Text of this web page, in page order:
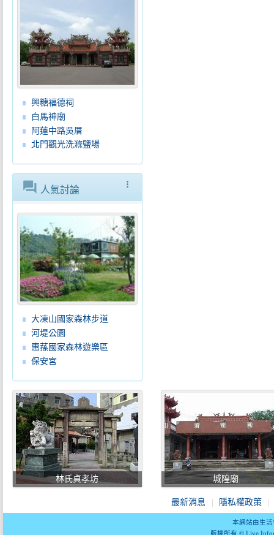
興糖福德祠
白馬神廟
阿蓮中路吳厝
北門觀光洗滌鹽場
more_vert
forum 人氣討論
大凍山國家森林步道
河堤公園
惠蓀國家森林遊樂區
保安宮
林氏貞孝坊 城隍廟
最新消息 隱私權政策
本網站由生
版權所有 © Live